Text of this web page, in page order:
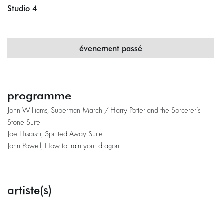
Studio 4
évenement passé
programme
John Williams, Superman March / Harry Potter and the Sorcerer’s
Stone Suite
Joe Hisaishi, Spirited Away Suite
John Powell, How to train your dragon
artiste(s)